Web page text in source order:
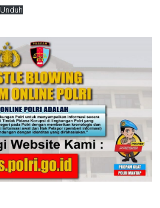
Unduh